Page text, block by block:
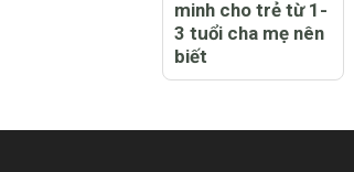
minh cho trẻ từ 1-
3 tuổi cha mẹ nên
biết